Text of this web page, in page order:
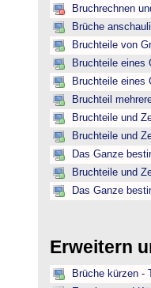
Bruchrechnen
Brüche
Bruchteile von
Bruchteile eines
Bruchteile eines
Bruchteil
Bruchteile und
Bruchteile und
Das Ganze
Bruchteile und
Das Ganze
Erweitern
Brüche kürzen -